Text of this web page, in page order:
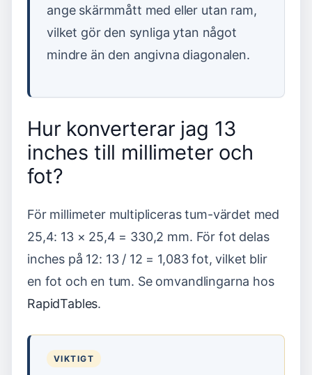
ange skärmmått med eller utan ram,
vilket gör den synliga ytan något
mindre än den angivna diagonalen.
Hur konverterar jag 13
inches till millimeter och
fot?
För millimeter multipliceras tum-värdet med
25,4: 13 × 25,4 = 330,2 mm. För fot delas
inches på 12: 13 / 12 = 1,083 fot, vilket blir
en fot och en tum. Se omvandlingarna hos
RapidTables.
VIKTIGT